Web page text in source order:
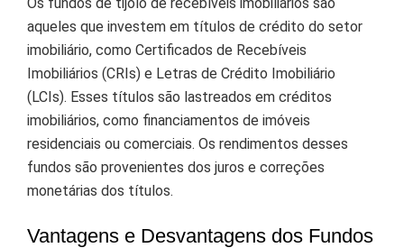
Os fundos de tijolo de recebíveis imobiliários são
aqueles que investem em títulos de crédito do setor
imobiliário, como Certificados de Recebíveis
Imobiliários (CRIs) e Letras de Crédito Imobiliário
(LCIs). Esses títulos são lastreados em créditos
imobiliários, como financiamentos de imóveis
residenciais ou comerciais. Os rendimentos desses
fundos são provenientes dos juros e correções
monetárias dos títulos.
Vantagens e Desvantagens dos Fundos